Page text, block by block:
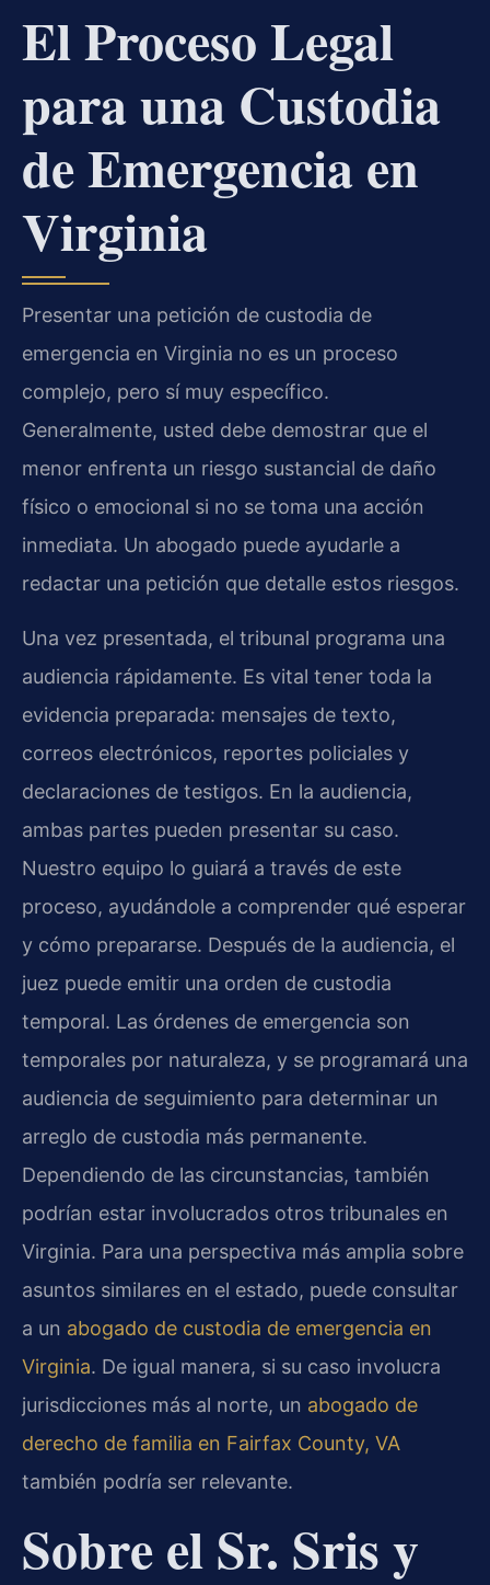
El Proceso Legal
para una Custodia
de Emergencia en
Virginia
Presentar una petición de custodia de
emergencia en Virginia no es un proceso
complejo, pero sí muy específico.
Generalmente, usted debe demostrar que el
menor enfrenta un riesgo sustancial de daño
físico o emocional si no se toma una acción
inmediata. Un abogado puede ayudarle a
redactar una petición que detalle estos riesgos.
Una vez presentada, el tribunal programa una
audiencia rápidamente. Es vital tener toda la
evidencia preparada: mensajes de texto,
correos electrónicos, reportes policiales y
declaraciones de testigos. En la audiencia,
ambas partes pueden presentar su caso.
Nuestro equipo lo guiará a través de este
proceso, ayudándole a comprender qué esperar
y cómo prepararse. Después de la audiencia, el
juez puede emitir una orden de custodia
temporal. Las órdenes de emergencia son
temporales por naturaleza, y se programará una
audiencia de seguimiento para determinar un
arreglo de custodia más permanente.
Dependiendo de las circunstancias, también
podrían estar involucrados otros tribunales en
Virginia. Para una perspectiva más amplia sobre
asuntos similares en el estado, puede consultar
a un abogado de custodia de emergencia en
Virginia. De igual manera, si su caso involucra
jurisdicciones más al norte, un abogado de
derecho de familia en Fairfax County, VA
también podría ser relevante.
Sobre el Sr. Sris y